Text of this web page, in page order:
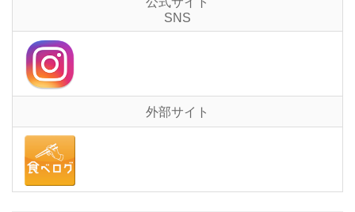
SNS
外部サイト